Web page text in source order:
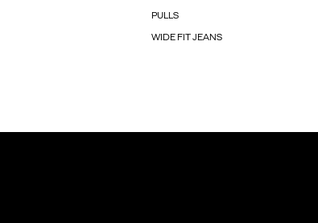
PULLS
WIDE FIT JEANS